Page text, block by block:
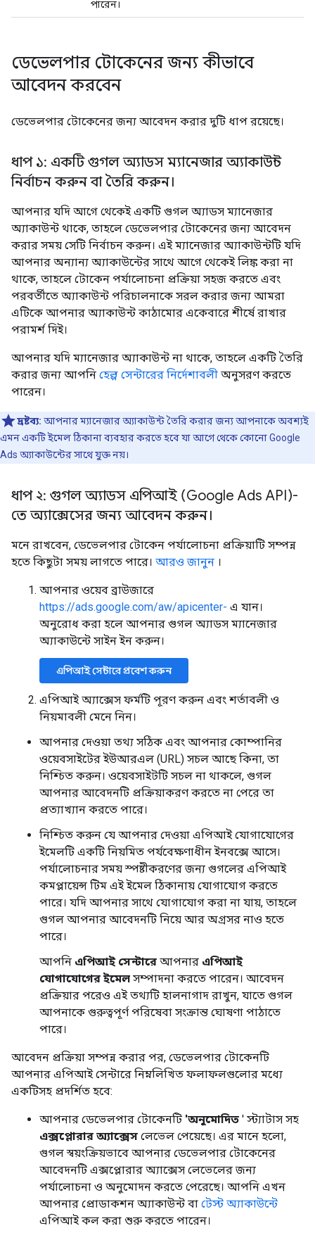
পারেন।
ডেভেলপার টোকেনের জন্য কীভাবে
আবেদন করবেন
ডেভেলপার টোকেনের জন্য আবেদন করার দুটি ধাপ রয়েছে।
ধাপ ১: একটি গুগল অ্যাডস ম্যানেজার অ্যাকাউন্ট
নির্বাচন করুন বা তৈরি করুন।
আপনার যদি আগে থেকেই একটি গুগল অ্যাডস ম্যানেজার
অ্যাকাউন্ট থাকে, তাহলে ডেভেলপার টোকেনের জন্য আবেদন
করার সময় সেটি নির্বাচন করুন। এই ম্যানেজার অ্যাকাউন্টটি যদি
আপনার অন্যান্য অ্যাকাউন্টের সাথে আগে থেকেই লিঙ্ক করা না
থাকে, তাহলে টোকেন পর্যালোচনা প্রক্রিয়া সহজ করতে এবং
পরবর্তীতে অ্যাকাউন্ট পরিচালনাকে সরল করার জন্য আমরা
এটিকে আপনার অ্যাকাউন্ট কাঠামোর একেবারে শীর্ষে রাখার
পরামর্শ দিই।
আপনার যদি ম্যানেজার অ্যাকাউন্ট না থাকে, তাহলে একটি তৈরি
করার জন্য আপনি হেল্প সেন্টারের নির্দেশাবলী অনুসরণ করতে
পারেন।
দ্রষ্টব্য: আপনার ম্যানেজার অ্যাকাউন্ট তৈরি করার জন্য আপনাকে অবশ্যই
এমন একটি ইমেল ঠিকানা ব্যবহার করতে হবে যা আগে থেকে কোনো Google
Ads অ্যাকাউন্টের সাথে যুক্ত নয়।
ধাপ ২: গুগল অ্যাডস এপিআই (Google Ads API)-
তে অ্যাক্সেসের জন্য আবেদন করুন।
মনে রাখবেন, ডেভেলপার টোকেন পর্যালোচনা প্রক্রিয়াটি সম্পন্ন
হতে কিছুটা সময় লাগতে পারে। আরও জানুন ।
আপনার ওয়েব ব্রাউজারে
https://ads.google.com/aw/apicenter- এ যান।
অনুরোধ করা হলে আপনার গুগল অ্যাডস ম্যানেজার
অ্যাকাউন্টে সাইন ইন করুন।
এপিআই সেন্টারে প্রবেশ করুন
এপিআই অ্যাক্সেস ফর্মটি পূরণ করুন এবং শর্তাবলী ও
নিয়মাবলী মেনে নিন।
আপনার দেওয়া তথ্য সঠিক এবং আপনার কোম্পানির
ওয়েবসাইটের ইউআরএল (URL) সচল আছে কিনা, তা
নিশ্চিত করুন। ওয়েবসাইটটি সচল না থাকলে, গুগল
আপনার আবেদনটি প্রক্রিয়াকরণ করতে না পেরে তা
প্রত্যাখ্যান করতে পারে।
নিশ্চিত করুন যে আপনার দেওয়া এপিআই যোগাযোগের
ইমেলটি একটি নিয়মিত পর্যবেক্ষণাধীন ইনবক্সে আসে।
পর্যালোচনার সময় স্পষ্টীকরণের জন্য গুগলের এপিআই
কমপ্লায়েন্স টিম এই ইমেল ঠিকানায় যোগাযোগ করতে
পারে। যদি আপনার সাথে যোগাযোগ করা না যায়, তাহলে
গুগল আপনার আবেদনটি নিয়ে আর অগ্রসর নাও হতে
পারে।
আপনি এপিআই সেন্টারে আপনার এপিআই
যোগাযোগের ইমেল সম্পাদনা করতে পারেন। আবেদন
প্রক্রিয়ার পরেও এই তথ্যটি হালনাগাদ রাখুন, যাতে গুগল
আপনাকে গুরুত্বপূর্ণ পরিষেবা সংক্রান্ত ঘোষণা পাঠাতে
পারে।
আবেদন প্রক্রিয়া সম্পন্ন করার পর, ডেভেলপার টোকেনটি
আপনার এপিআই সেন্টারে নিম্নলিখিত ফলাফলগুলোর মধ্যে
একটিসহ প্রদর্শিত হবে:
আপনার ডেভেলপার টোকেনটি 'অনুমোদিত ' স্ট্যাটাস সহ
এক্সপ্লোরার অ্যাক্সেস লেভেল পেয়েছে। এর মানে হলো,
গুগল স্বয়ংক্রিয়ভাবে আপনার ডেভেলপার টোকেনের
আবেদনটি এক্সপ্লোরার অ্যাক্সেস লেভেলের জন্য
পর্যালোচনা ও অনুমোদন করতে পেরেছে। আপনি এখন
আপনার প্রোডাকশন অ্যাকাউন্ট বা টেস্ট অ্যাকাউন্টে
এপিআই কল করা শুরু করতে পারেন।